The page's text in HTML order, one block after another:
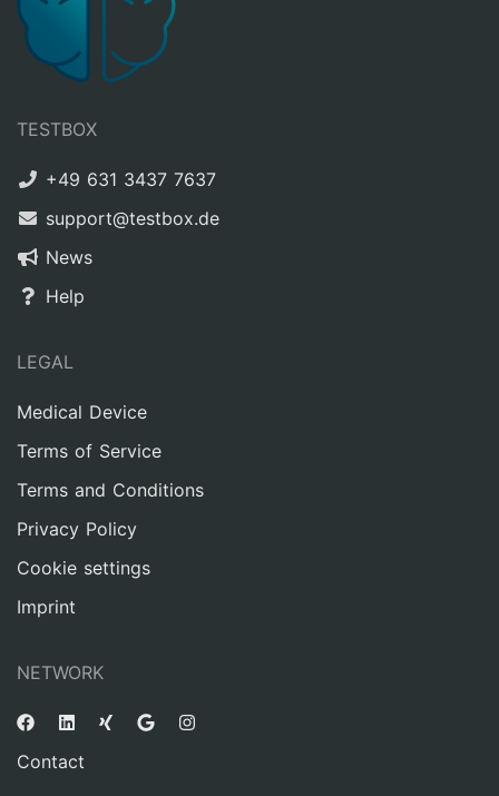
TESTBOX
+49 631 3437 7637
support@testbox.de
News
Help
LEGAL
Medical Device
Terms of Service
Terms and Conditions
Privacy Policy
Cookie settings
Imprint
NETWORK
Contact